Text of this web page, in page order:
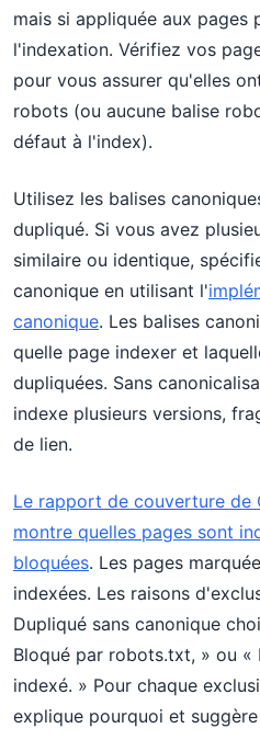
mais si appliquée aux pages
l'indexation. Vérifiez vos
pour vous assurer qu'elles
robots (ou aucune balise
défaut à l'index).
Utilisez les balises
dupliqué. Si vous avez
similaire ou identique,
canonique en utilisant l'
canonique. Les balises
quelle page indexer et
dupliquées. Sans
indexe plusieurs versions,
de lien.
Le rapport de couverture de
montre quelles pages sont
bloquées. Les pages
indexées. Les raisons
Dupliqué sans canonique
Bloqué par robots.txt, » ou «
indexé. » Pour chaque
explique pourquoi et